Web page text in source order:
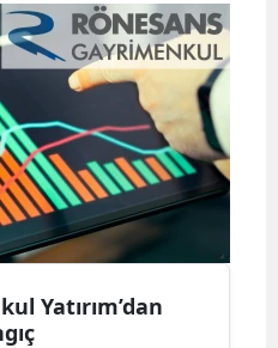
Yatırım’dan